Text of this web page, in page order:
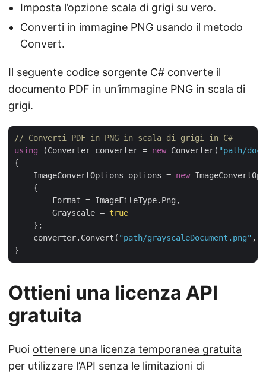
Imposta l’opzione scala di grigi su vero.
Converti in immagine PNG usando il metodo
Convert.
Il seguente codice sorgente C# converte il
documento PDF in un’immagine PNG in scala di
grigi.
// Converti PDF in PNG in scala di grigi in C#
using (Converter converter = new Converter( "path/
{
    ImageConvertOptions options =
new
    {
        Format = ImageFileType.Png,
        Grayscale =
true
    };
    converter.Convert(
"path/grayscaleDocument.png" ,
Ottieni una licenza API
gratuita
Puoi ottenere una licenza temporanea gratuita
per utilizzare l’API senza le limitazioni di